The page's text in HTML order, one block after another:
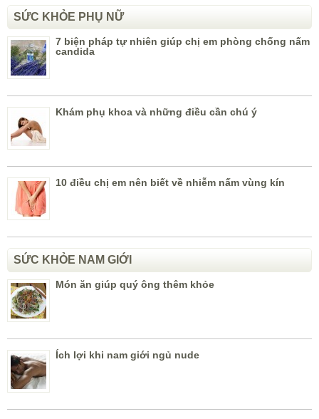
SỨC KHỎE PHỤ NỮ
7 biện pháp tự nhiên giúp chị em phòng chống nấm
candida
Khám phụ khoa và những điều cần chú ý
10 điều chị em nên biết về nhiễm nấm vùng kín
SỨC KHỎE NAM GIỚI
Món ăn giúp quý ông thêm khỏe
Ích lợi khi nam giới ngủ nude